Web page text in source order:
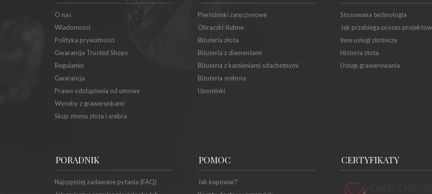
O nas
Wiadomości
Polityka prywatności
Gwarancja Trusted Shops
Regulamin
Gwarancja
Prawo odstąpienia od umowy
Wyroby z grawerunkami
Skup złomu złota i srebra
Pierścionki zaręczynowe
Obrączki ślubne
Biżuteria złota
Biżuteria z diamentami
Biżuteria z kamieniami szlachetnymi
Biżuteria srebrna
Upominki
Stosowana technologia
Jak przebiega proces
Inne usługi złotnicze
Historia złota
Usługi grawerowania
PORADNIK
Najczęściej zadawane pytania (FAQ)
POMOC
Jak kupować?
CERTYFIKATY